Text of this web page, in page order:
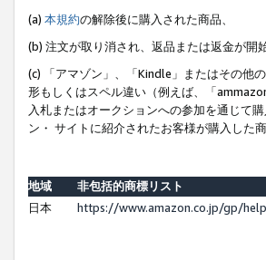
(a) 本規約の解除後に購入された商品、
(b) 注文が取り消され、返品または返金が開
(c) 「アマゾン」、「Kindle」またはその他
形もしくはスペル違い（例えば、「
入札またはオークションへの参加を通じて
ン・ サイトに紹介されたお客様が購入した商
地域
非包括的商標リスト
日本
https://www.amazon.co.jp/gp/